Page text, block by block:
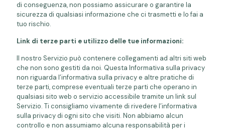
di conseguenza, non possiamo assicurare o garantire la
sicurezza di qualsiasi informazione che ci trasmetti e lo fai a
tuo rischio.
Link di terze parti e utilizzo delle tue informazioni:
Il nostro Servizio può contenere collegamenti ad altri siti web
che non sono gestiti da noi. Questa Informativa sulla privacy
non riguarda l’informativa sulla privacy e altre pratiche di
terze parti, comprese eventuali terze parti che operano in
qualsiasi sito web o servizio accessibile tramite un link sul
Servizio. Ti consigliamo vivamente di rivedere l’informativa
sulla privacy di ogni sito che visiti. Non abbiamo alcun
controllo e non assumiamo alcuna responsabilità per i